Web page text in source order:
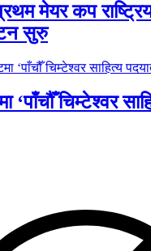
मेयर कप
सुरु
‘पाँचौँ चिम्टेश्वर